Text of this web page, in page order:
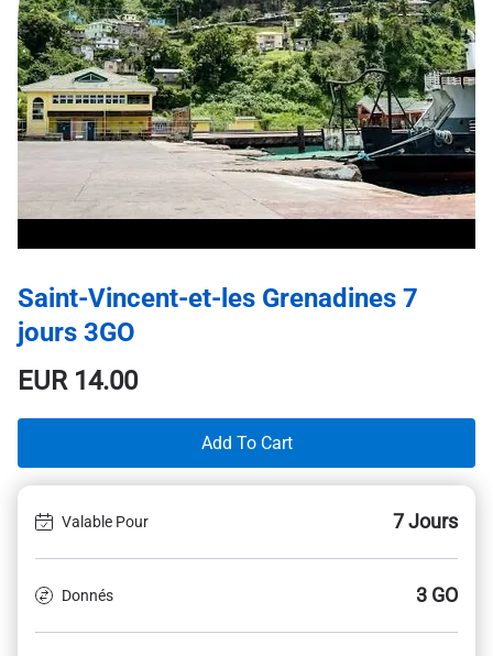
Saint-Vincent-et-les Grenadines 7
jours 3GO
EUR14.00
Add To Cart
Valable Pour 7 Jours
Donnés 3 GO